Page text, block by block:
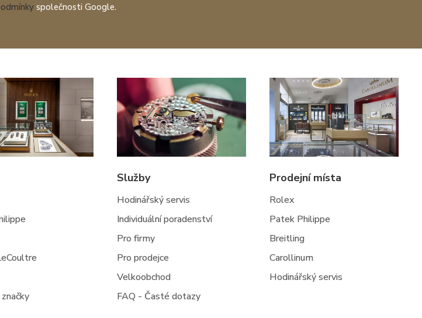
společnosti Google.
Služby
Hodinářský servis
Individuální poradenství
Pro firmy
Pro prodejce
Velkoobchod
FAQ - Časté dotazy
Prodejní místa
Rolex
Patek Philippe
Breitling
Carollinum
Hodinářský servis